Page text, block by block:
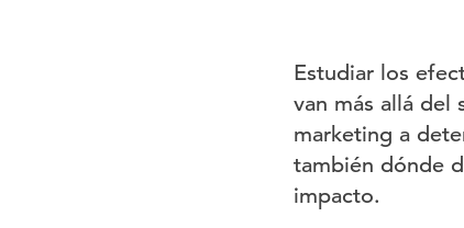
Estudiar los
van más allá del
marketing a
también dónde
impacto.